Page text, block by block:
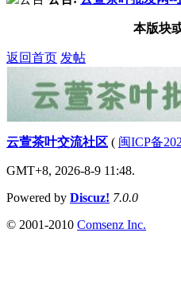
本版块
返回首页 发帖
云萱茶叶交流社区 ( 闽ICP备
GMT+8, 2026-8-9 11:48.
Powered by Discuz! 7.0.0
© 2001-2010 Comsenz Inc.